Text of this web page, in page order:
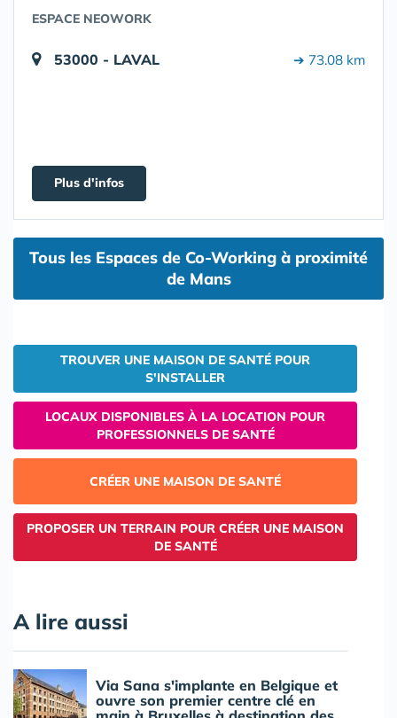
ESPACE NEOWORK
53000 - LAVAL ➔ 73.08 km
Plus d'infos
Tous les Espaces de Co-Working à proximité
de Mans
TROUVER UNE MAISON DE SANTÉ POUR
S'INSTALLER
LOCAUX DISPONIBLES À LA LOCATION POUR
PROFESSIONNELS DE SANTÉ
CRÉER UNE MAISON DE SANTÉ
PROPOSER UN TERRAIN POUR CRÉER UNE MAISON
DE SANTÉ
A lire aussi
Via Sana s'implante en Belgique et
ouvre son premier centre clé en